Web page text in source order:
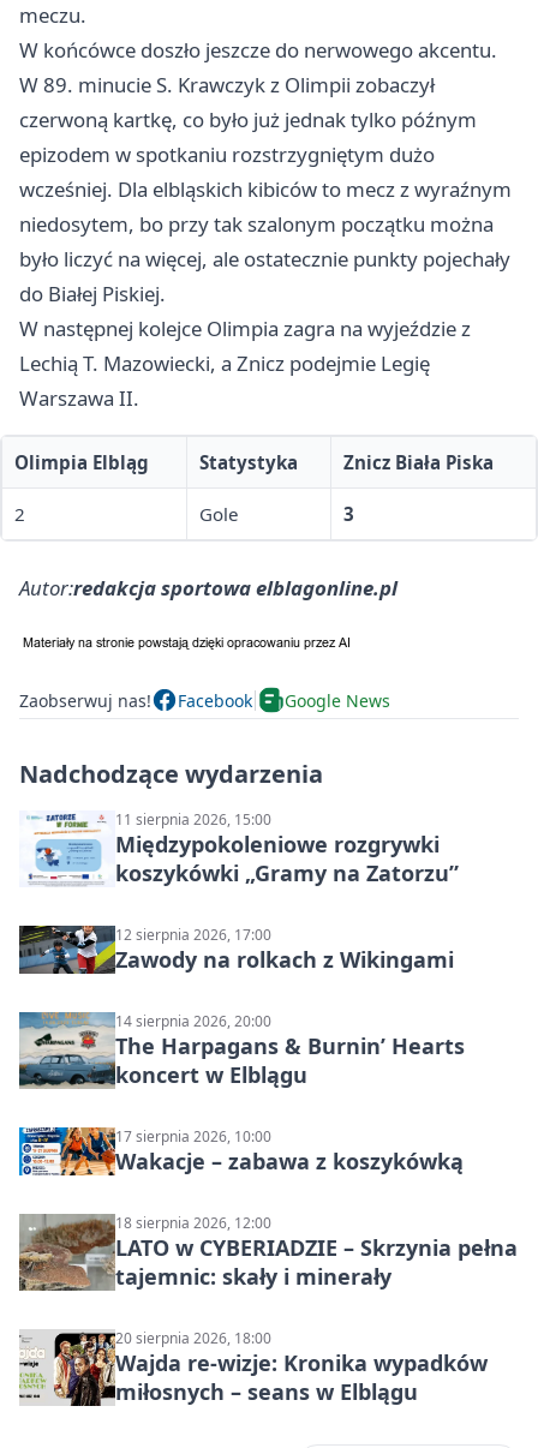
meczu.
W końcówce doszło jeszcze do nerwowego akcentu.
W 89. minucie S. Krawczyk z Olimpii zobaczył
czerwoną kartkę, co było już jednak tylko późnym
epizodem w spotkaniu rozstrzygniętym dużo
wcześniej. Dla elbląskich kibiców to mecz z wyraźnym
niedosytem, bo przy tak szalonym początku można
było liczyć na więcej, ale ostatecznie punkty pojechały
do Białej Piskiej.
W następnej kolejce Olimpia zagra na wyjeździe z
Lechią T. Mazowiecki, a Znicz podejmie Legię
Warszawa II.
Olimpia Elbląg Statystyka Znicz Biała Piska
2 Gole 3
Autor:redakcja sportowa elblagonline.pl
Zaobserwuj nas! Facebook Google News
Nadchodzące wydarzenia
11 sierpnia 2026, 15:00
Międzypokoleniowe rozgrywki
koszykówki „Gramy na Zatorzu”
12 sierpnia 2026, 17:00
Zawody na rolkach z Wikingami
14 sierpnia 2026, 20:00
The Harpagans & Burnin’ Hearts
koncert w Elblągu
17 sierpnia 2026, 10:00
Wakacje – zabawa z koszykówką
18 sierpnia 2026, 12:00
LATO w CYBERIADZIE – Skrzynia pełna
tajemnic: skały i minerały
20 sierpnia 2026, 18:00
Wajda re-wizje: Kronika wypadków
miłosnych – seans w Elblągu